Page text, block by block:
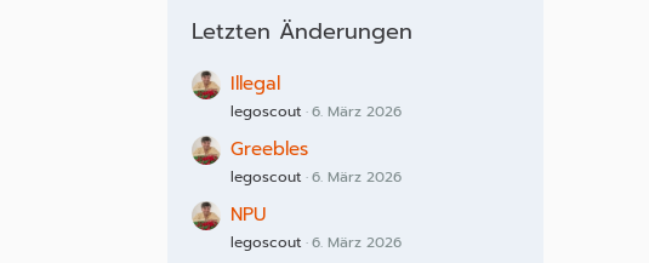
Letzten Änderungen
Illegal
legoscout 6. März 2026
Greebles
legoscout 6. März 2026
NPU
legoscout 6. März 2026